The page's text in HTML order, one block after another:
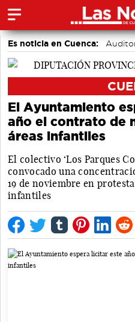
Es noticia en Cuenca:
El Ayuntamiento
año el contrato de
áreas infantiles
El colectivo ‘Los Parques
convocado una
19 de noviembre en
infantiles